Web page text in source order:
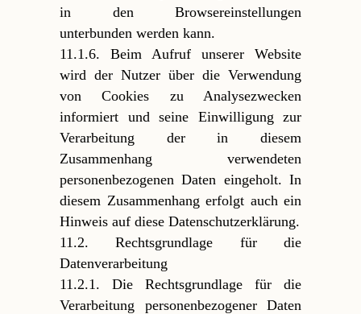
in den Browsereinstellungen
unterbunden werden kann.
11.1.6. Beim Aufruf unserer Website
wird der Nutzer über die Verwendung
von Cookies zu Analysezwecken
informiert und seine Einwilligung zur
Verarbeitung der in diesem
Zusammenhang verwendeten
personenbezogenen Daten eingeholt. In
diesem Zusammenhang erfolgt auch ein
Hinweis auf diese Datenschutzerklärung.
11.2. Rechtsgrundlage für die
Datenverarbeitung
11.2.1. Die Rechtsgrundlage für die
Verarbeitung personenbezogener Daten